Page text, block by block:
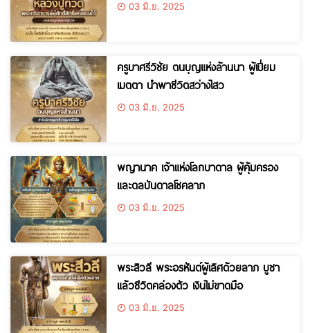
03 มิ.ย. 2025
ครูบาศรีวิชัย ตนบุญแห่งล้านนา ผู้เปี่ยม
เมตตา นำพาชีวิตสว่างไสว
03 มิ.ย. 2025
พญานาค เจ้าแห่งโลกบาดาล ผู้คุ้มครอง
และดลบันดาลโชคลาภ
03 มิ.ย. 2025
พระสิวลี พระอรหันต์ผู้เลิศด้วยลาภ บูชา
แล้วชีวิตคล่องตัว เงินไม่ขาดมือ
03 มิ.ย. 2025